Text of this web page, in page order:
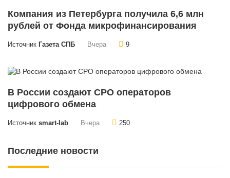
Компания из Петербурга получила 6,6 млн
рублей от Фонда микрофинансирования
Источник Газета СПБ Вчера 9
В России создают СРО операторов
цифрового обмена
Источник smart-lab Вчера 250
Последние новости